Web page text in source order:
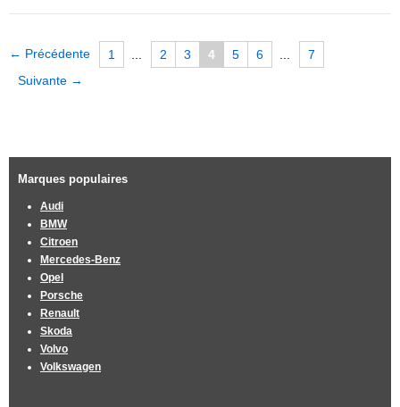
← Précédente 1 2 3 4 5 6
7
Suivante →
Marques populaires
Audi
BMW
Citroen
Mercedes-Benz
Opel
Porsche
Renault
Skoda
Volvo
Volkswagen